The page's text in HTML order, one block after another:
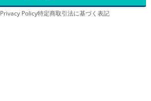
Privacy Policy特定商取引法に基づく表記